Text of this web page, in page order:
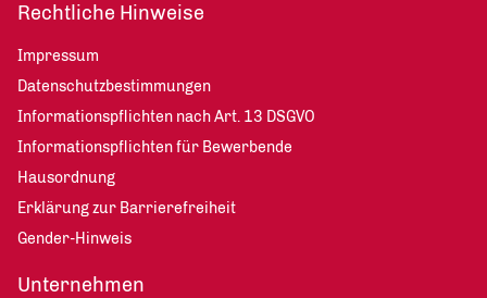
Rechtliche Hinweise
Impressum
Datenschutzbestimmungen
Informationspflichten nach Art. 13 DSGVO
Informationspflichten für Bewerbende
Hausordnung
Erklärung zur Barrierefreiheit
Gender-Hinweis
Unternehmen